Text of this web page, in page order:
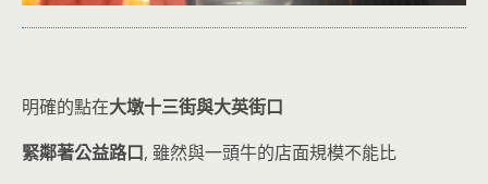
明確的點在大墩十三街與大英街口
緊鄰著公益路口, 雖然與一頭牛的店面規模不能比